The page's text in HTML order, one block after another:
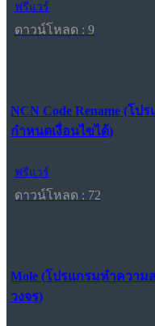
ฟรีแวร์
ดาวน์โหลด : 9
NCN Code Rename (โ
กำหนดเงื่อนไขได้)
ฟรีแวร์
ดาวน์โหลด : 72
Mole (โปรแกรมทำความ
วงจร)